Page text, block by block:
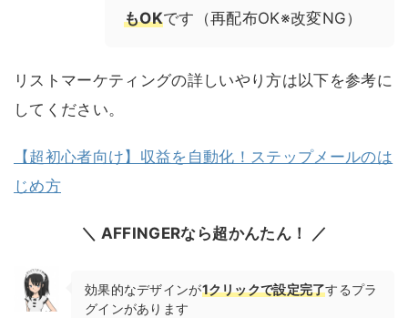
もOKです（再配布OK※改変NG）
リストマーケティングの詳しいやり方は以下を参考に
してください。
【超初心者向け】収益を自動化！ステップメールのは
じめ方
＼ AFFINGERなら超かんたん！ ／
効果的なデザインが1クリックで設定完了するプラ
グインがあります